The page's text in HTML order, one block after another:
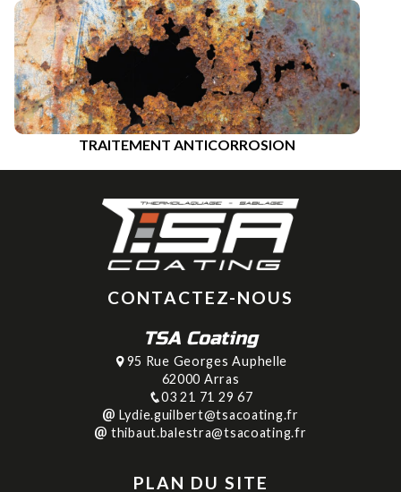
TRAITEMENT ANTICORROSION
CONTACTEZ-NOUS
TSA Coating
95 Rue Georges Auphelle
62000 Arras
03 21 71 29 67
Lydie.guilbert@tsacoating.fr
thibaut.balestra@tsacoating.fr
PLAN DU SITE